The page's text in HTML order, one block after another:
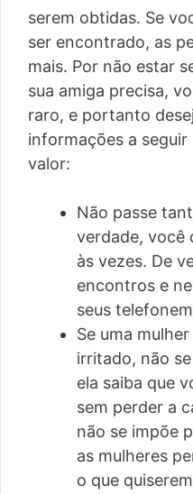
serem obtidas. Se
ser encontrado, as
mais. Por não estar
sua amiga precisa,
raro, e portanto
informações a
valor:
Não passe
verdade, você
às vezes. De
encontros e
seus
Se uma
irritado, não
ela saiba que
sem perder a
não se impõe
as mulheres
o que